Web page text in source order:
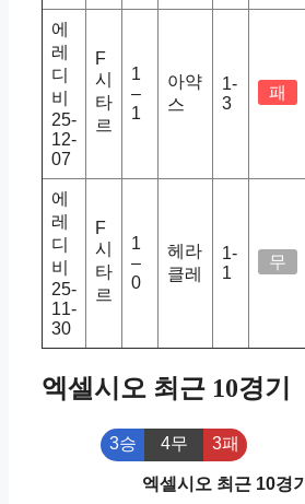
에
레
디
비
25-
12-
07
F
시
타
르
1
–
1
아약
스
1-
3
패
에
레
디
비
25-
11-
30
F
시
타
르
1
–
0
헤라
클레
1-
1
무
엑셀시오 최근 10경기
3승 4무 3패
엑셀시오 최근 10경기